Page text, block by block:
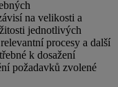
na velikosti a
jednotlivých
procesy a další
k dosažení
požadavků zvolené